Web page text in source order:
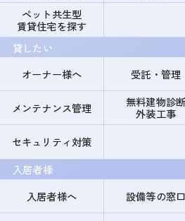
ペット共生型
賃貸住宅を探す
貸したい
オーナー様へ
受託・管理
メンテナンス管理
無料建物診断
外装工事
セキュリティ対策
入居者様
入居者様へ
設備等の窓口